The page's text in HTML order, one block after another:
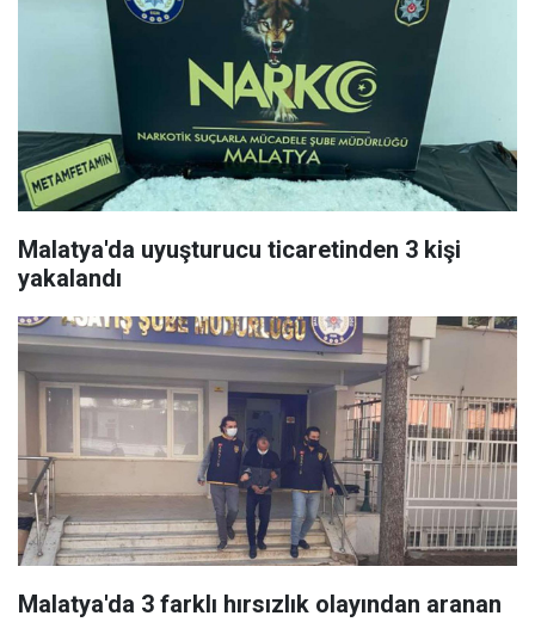
Malatya'da uyuşturucu ticaretinden 3 kişi
yakalandı
Malatya'da 3 farklı hırsızlık olayından aranan